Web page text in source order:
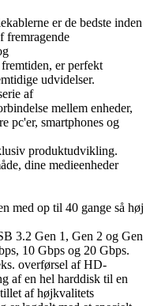
er de bedste inden
fremragende
er perfekt
udvidelser.
af
mellem enheder,
pc'er, smartphones og
produktudvikling.
dine medieenheder
med op til 40 gange så høj
3.2 Gen 1, Gen 2 og Gen
10 Gbps og 20 Gbps.
overførsel af HD-
af en hel harddisk til en
af højkvalitets